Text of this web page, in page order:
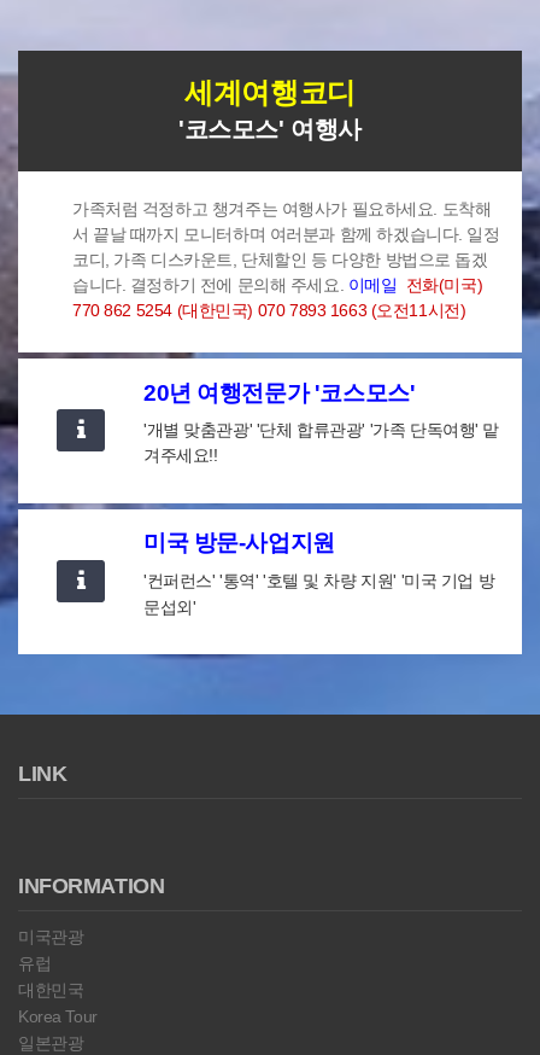
세계여행코디
'코스모스' 여행사
가족처럼 걱정하고 챙겨주는 여행사가 필요하세요. 도착해
서 끝날 때까지 모니터하며 여러분과 함께 하겠습니다. 일정
코디, 가족 디스카운트, 단체할인 등 다양한 방법으로 돕겠
습니다. 결정하기 전에 문의해 주세요. 이메일
전화(미국)
770 862 5254 (대한민국) 070 7893 1663 (오전11시전)
20년 여행전문가 '코스모스'
'개별 맞춤관광' '단체 합류관광' '가족 단독여행' 맡
겨주세요!!
미국 방문-사업지원
'컨퍼런스' '통역' '호텔 및 차량 지원' '미국 기업 방
문섭외'
LINK
INFORMATION
미국관광
유럽
대한민국
Korea Tour
일본관광